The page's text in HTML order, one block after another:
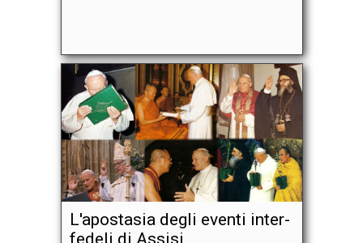
L'apostasia degli eventi inter-
fedeli di Assisi